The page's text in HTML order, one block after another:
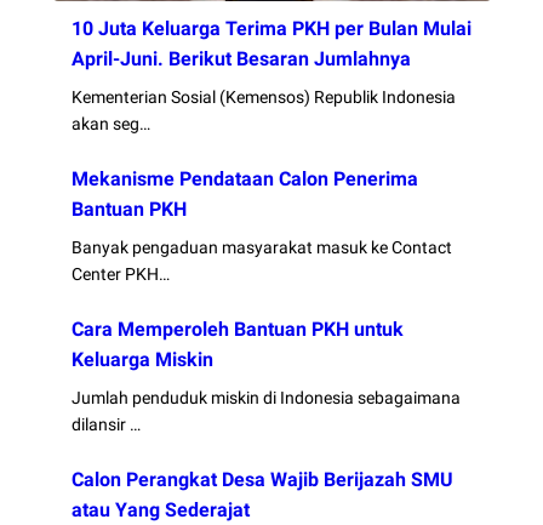
10 Juta Keluarga Terima PKH per Bulan Mulai
April-Juni. Berikut Besaran Jumlahnya
Kementerian Sosial (Kemensos) Republik Indonesia
akan seg…
Mekanisme Pendataan Calon Penerima
Bantuan PKH
Banyak pengaduan masyarakat masuk ke Contact
Center PKH…
Cara Memperoleh Bantuan PKH untuk
Keluarga Miskin
Jumlah penduduk miskin di Indonesia sebagaimana
dilansir …
Calon Perangkat Desa Wajib Berijazah SMU
atau Yang Sederajat